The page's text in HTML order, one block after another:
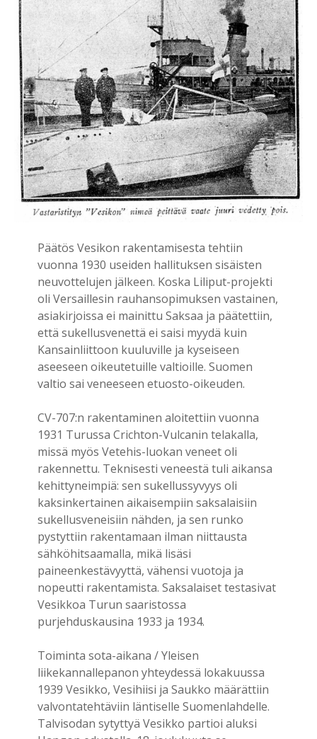
Päätös Vesikon rakentamisesta tehtiin
vuonna 1930 useiden hallituksen sisäisten
neuvottelujen jälkeen. Koska Liliput-projekti
oli Versaillesin rauhansopimuksen vastainen,
asiakirjoissa ei mainittu Saksaa ja päätettiin,
että sukellusvenettä ei saisi myydä kuin
Kansainliittoon kuuluville ja kyseiseen
aseeseen oikeutetuille valtioille. Suomen
valtio sai veneeseen etuosto-oikeuden.
CV-707:n rakentaminen aloitettiin vuonna
1931 Turussa Crichton-Vulcanin telakalla,
missä myös Vetehis-luokan veneet oli
rakennettu. Teknisesti veneestä tuli aikansa
kehittyneimpiä: sen sukellussyvyys oli
kaksinkertainen aikaisempiin saksalaisiin
sukellusveneisiin nähden, ja sen runko
pystyttiin rakentamaan ilman niittausta
sähköhitsaamalla, mikä lisäsi
paineenkestävyyttä, vähensi vuotoja ja
nopeutti rakentamista. Saksalaiset testasivat
Vesikkoa Turun saaristossa
purjehduskausina 1933 ja 1934.
Toiminta sota-aikana / Yleisen
liikekannallepanon yhteydessä lokakuussa
1939 Vesikko, Vesihiisi ja Saukko määrättiin
valvontatehtäviin läntiselle Suomenlahdelle.
Talvisodan sytyttyä Vesikko partioi aluksi